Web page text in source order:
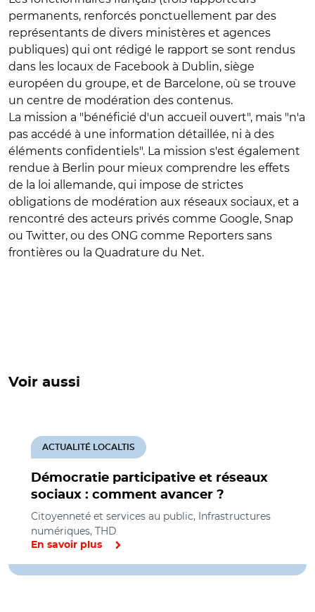
permanents, renforcés ponctuellement par des
représentants de divers ministères et agences
publiques) qui ont rédigé le rapport se sont rendus
dans les locaux de Facebook à Dublin, siège
européen du groupe, et de Barcelone, où se trouve
un centre de modération des contenus.
La mission a "bénéficié d'un accueil ouvert", mais "n'a
pas accédé à une information détaillée, ni à des
éléments confidentiels". La mission s'est également
rendue à Berlin pour mieux comprendre les effets
de la loi allemande, qui impose de strictes
obligations de modération aux réseaux sociaux, et a
rencontré des acteurs privés comme Google, Snap
ou Twitter, ou des ONG comme Reporters sans
frontières ou la Quadrature du Net.
Voir aussi
Démocratie participative et réseaux
sociaux : comment avancer ?
ACTUALITÉ LOCALTIS
Citoyenneté et services au public, Infrastructures
numériques, THD
En savoir plus